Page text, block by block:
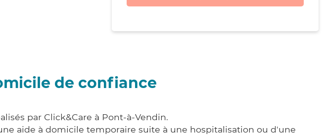
de confiance
par Click&Care à Pont-à-Vendin.
aide à domicile temporaire suite à une hospitalisation ou d'une